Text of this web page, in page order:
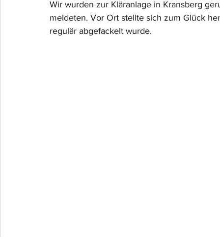
Wir wurden zur Kläranlage in Kransberg
meldeten. Vor Ort stellte sich zum Glück
regulär abgefackelt wurde.